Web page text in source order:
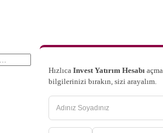
Hızlıca Invest Yatırım Hesabı
bilgilerinizi bırakın, sizi arayalım.